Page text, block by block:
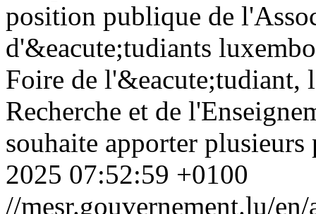
position publique de
d'&eacute;tudiants
Foire de l'&eacute;tudiant,
Recherche et de
souhaite apporter
2025 07:52:59 +0100
//mesr.gouvernement.lu/